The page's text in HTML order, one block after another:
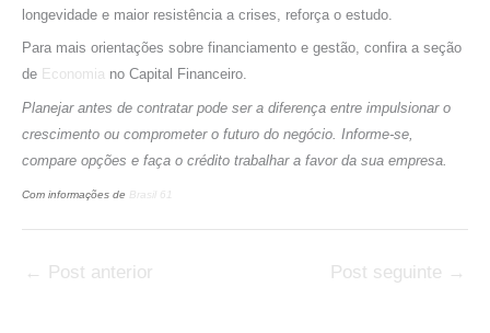
longevidade e maior resistência a crises, reforça o estudo.
Para mais orientações sobre financiamento e gestão, confira a seção
de Economia no Capital Financeiro.
Planejar antes de contratar pode ser a diferença entre impulsionar o
crescimento ou comprometer o futuro do negócio. Informe-se,
compare opções e faça o crédito trabalhar a favor da sua empresa.
Com informações de Brasil 61
← Post anterior Post seguinte →